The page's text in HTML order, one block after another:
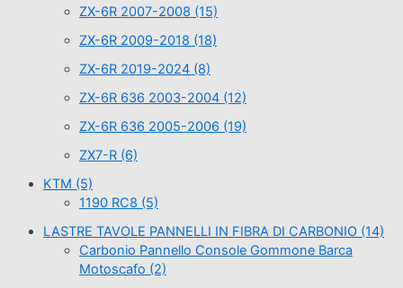
ZX-6R 2007-2008 (15)
ZX-6R 2009-2018 (18)
ZX-6R 2019-2024 (8)
ZX-6R 636 2003-2004 (12)
ZX-6R 636 2005-2006 (19)
ZX7-R (6)
KTM (5)
1190 RC8 (5)
LASTRE TAVOLE PANNELLI IN FIBRA DI CARBONIO (14)
Carbonio Pannello Console Gommone Barca
Motoscafo (2)